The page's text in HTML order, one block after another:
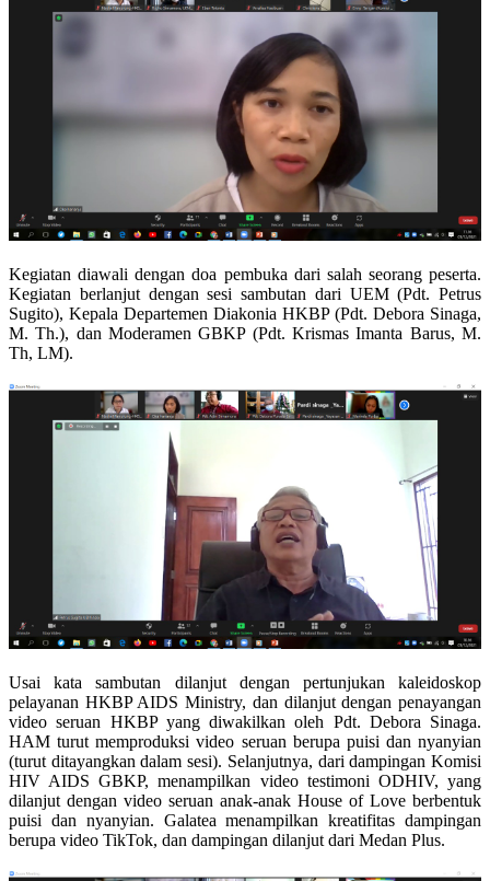
Kegiatan diawali dengan doa pembuka dari salah seorang peserta.
Kegiatan berlanjut dengan sesi sambutan dari UEM (Pdt. Petrus
Sugito), Kepala Departemen Diakonia HKBP (Pdt. Debora Sinaga,
M. Th.), dan Moderamen GBKP (Pdt. Krismas Imanta Barus, M.
Th, LM).
Usai kata sambutan dilanjut dengan pertunjukan kaleidoskop
pelayanan HKBP AIDS Ministry, dan dilanjut dengan penayangan
video seruan HKBP yang diwakilkan oleh Pdt. Debora Sinaga.
HAM turut memproduksi video seruan berupa puisi dan nyanyian
(turut ditayangkan dalam sesi). Selanjutnya, dari dampingan Komisi
HIV AIDS GBKP, menampilkan video testimoni ODHIV, yang
dilanjut dengan video seruan anak-anak House of Love berbentuk
puisi dan nyanyian. Galatea menampilkan kreatifitas dampingan
berupa video TikTok, dan dampingan dilanjut dari Medan Plus.